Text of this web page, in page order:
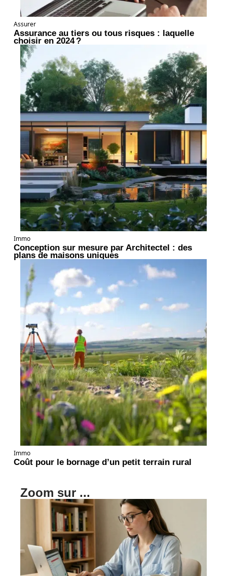
Assurer
Assurance au tiers ou tous risques : laquelle
choisir en 2024 ?
Immo
Conception sur mesure par Architectel : des
plans de maisons uniques
Immo
Coût pour le bornage d’un petit terrain rural
Zoom sur ...